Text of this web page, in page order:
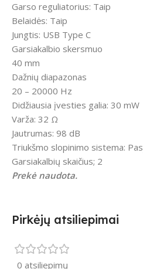
Garso reguliatorius: Taip
Belaidės: Taip
Jungtis: USB Type C
Garsiakalbio skersmuo
40 mm
Dažnių diapazonas
20 – 20000 Hz
Didžiausia įvesties galia: 30 mW
Varža: 32 Ω
Jautrumas: 98 dB
Triukšmo slopinimo sistema:
Garsiakalbių skaičius; 2
Prekė naudota.
Pirkėjų atsiliepimai
0 atsiliepimų